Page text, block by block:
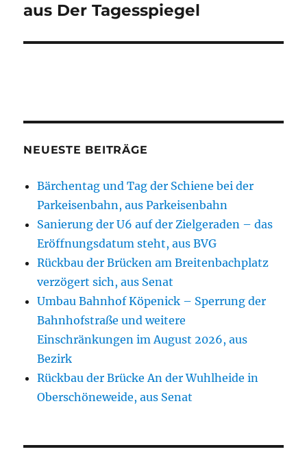
aus Der Tagesspiegel
NEUESTE BEITRÄGE
Bärchentag und Tag der Schiene bei der
Parkeisenbahn, aus Parkeisenbahn
Sanierung der U6 auf der Zielgeraden – das
Eröffnungsdatum steht, aus BVG
Rückbau der Brücken am Breitenbachplatz
verzögert sich, aus Senat
Umbau Bahnhof Köpenick – Sperrung der
Bahnhofstraße und weitere
Einschränkungen im August 2026, aus
Bezirk
Rückbau der Brücke An der Wuhlheide in
Oberschöneweide, aus Senat